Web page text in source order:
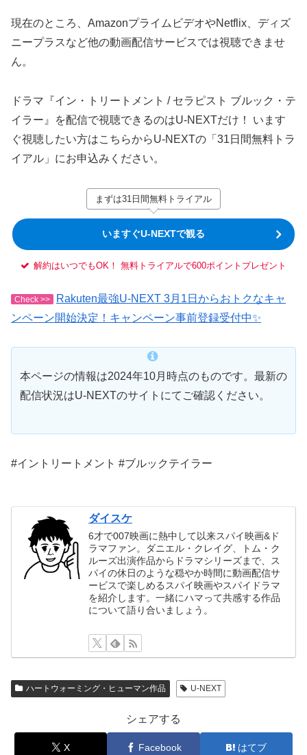
現在のところ、AmazonプライムビデオやNetflix、ディズ
ニープラスなど他の動画配信サービスでは視聴できませ
ん。
ドラマ『イン・トリートメント / セラピスト ブルック・テ
イラー』を配信で視聴できるのはU-NEXTだけ！ います
ぐ視聴したい方はこちらからU-NEXTの「31日間無料トラ
イアル」にお申込みください。
まずは31日間無料トライアル
いますぐU-NEXTで観る
解約はいつでもOK！ 無料トライアルで600ポイントプレゼント
Check >>
Rakuten最強U-NEXT 3月1日からおトクなキャ
ンペーン開始決定！キャンペーン事前登録受付中✨
本ページの情報は2024年10月時点のものです。最新の
配信状況はU-NEXTのサイトにてご確認ください。
#イントリートメント #ブルックテイラー
ダイスケ
6才で007映画に熱中して以来スパイ映画&ド
ラマファン。ダニエル・クレイグ、トム・ク
ルーズ出演作品からドラマシリーズまで、ス
パイの休日のような穏やか時間に動画配信サ
ービスで楽しめるスパイ映画やスパイドラマ
を紹介します。一緒にハマって共感する作品
について語り合いましょう。
ハートウォーミング・ヒューマン作品 U-NEXT
シェアする
X Facebook はてブ